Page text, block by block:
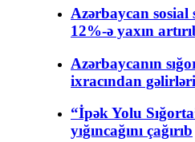
Azərbaycan sosial
12%-ə yaxın
Azərbaycanın
ixracından
“İpək Yolu
yığıncağını çağırıb